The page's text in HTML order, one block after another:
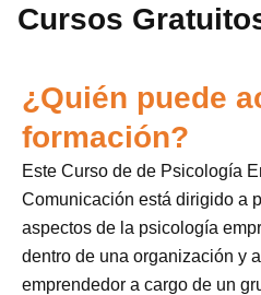
Cursos
¿Quién puede
formación?
Este Curso de de Psicología
Comunicación está dirigido a
aspectos de la psicología
dentro de una organización y
emprendedor a cargo de un